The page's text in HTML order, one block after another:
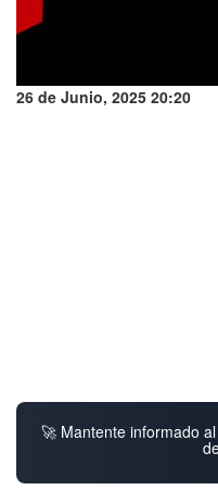
26 de Junio, 2025 20:20
🚀 Mantente informado